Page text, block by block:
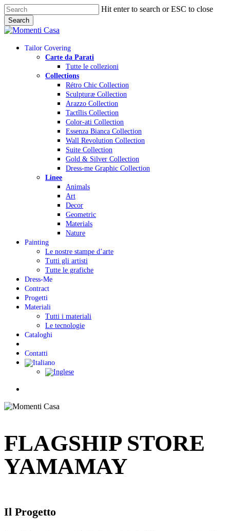
Skip
to
main
content
Hit enter to search or ESC to close
Search
Close
Menu
Tailor Covering
Carte da Parati
Tutte le collezioni
Collections
Rétro Chic Collection
Sculpturæ Collection
Arazzo Collection
Tactĩlis Collection
Color-ati Collection
Essenza Bianca Collection
Wall Revolution Collection
Suite Collection
Gold & Silver Collection
Dress-me Graphic Collection
Linee
Animals
Art
Decor
Geometric
Materials
Nature
Painting
Le nostre stampe d’arte
Tutti gli artisti
Tutte le grafiche
Dress-Me
Contract
Progetti
Materiali
Tutti i materiali
Le tecnologie
Cataloghi
Contatti
FLAGSHIP STORE
YAMAMAY
Il Progetto